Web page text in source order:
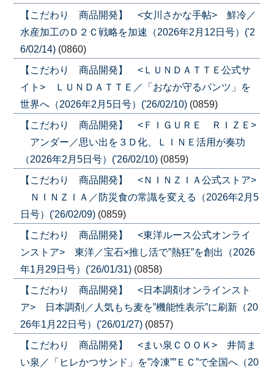
【こだわり 商品開発】 <女川さかな手帖> 鮮冷／
水産加工のＤ２Ｃ戦略を加速（2026年2月12日号）('2
6/02/14) (0860)
【こだわり 商品開発】 <ＬＵＮＤＡＴＴＥ公式サ
イト> ＬＵＮＤＡＴＴＥ／「おなか守るパンツ」を
世界へ（2026年2月5日号）('26/02/10) (0859)
【こだわり 商品開発】 <ＦＩＧＵＲＥ ＲＩＺＥ>
アンダー／思い出を３Ｄ化、ＬＩＮＥ活用が奏功
（2026年2月5日号）('26/02/10) (0859)
【こだわり 商品開発】 <ＮＩＮＺＩＡ公式ストア>
ＮＩＮＺＩＡ／防災食の常識を変える（2026年2月5
日号）('26/02/09) (0859)
【こだわり 商品開発】 <東洋ルース公式オンライ
ンストア> 東洋／宝石×推し活で”熱狂”を創出（2026
年1月29日号）('26/01/31) (0858)
【こだわり 商品開発】 <日本調剤オンラインスト
ア> 日本調剤／人気もち麦を”機能性表示”に刷新（20
26年1月22日号）('26/01/27) (0857)
【こだわり 商品開発】 <まい泉ＣＯＯＫ> 井筒ま
い泉／「ヒレかつサンド」を”冷凍””ＥＣ”で全国へ（20